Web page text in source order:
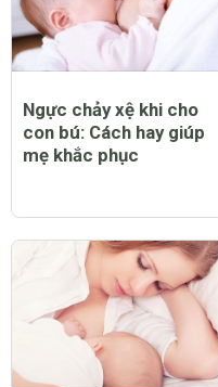
Ngực chảy xệ khi cho
con bú: Cách hay giúp
mẹ khắc phục